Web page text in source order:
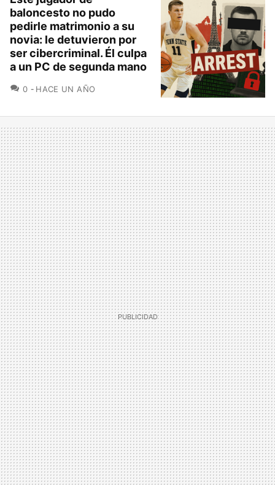
baloncesto no pudo
pedirle matrimonio a su
novia: le detuvieron por
ser cibercriminal. Él culpa
a un PC de segunda mano
0 COMENTARIOS
HACE UN AÑO